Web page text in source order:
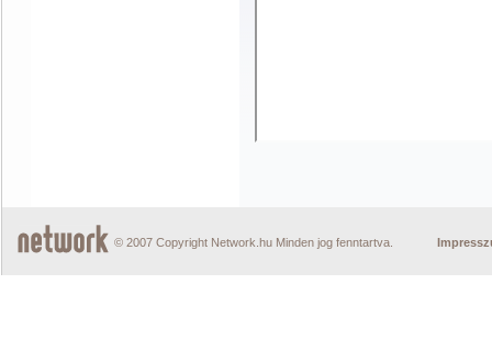
© 2007 Copyright Network.hu Minden jog fenntartva.